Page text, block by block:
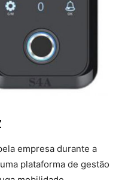
empresa durante a
plataforma de gestão